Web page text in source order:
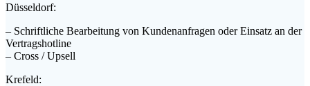
Düsseldorf:
– Schriftliche Bearbeitung von Kundenanfragen oder Einsatz an der
Vertragshotline
– Cross / Upsell
Krefeld: